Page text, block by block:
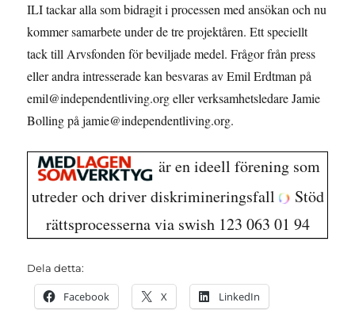
ILI tackar alla som bidragit i processen med ansökan och nu
kommer samarbete under de tre projektåren. Ett speciellt
tack till Arvsfonden för beviljade medel. Frågor från press
eller andra intresserade kan besvaras av Emil Erdtman på
emil@independentliving.org eller verksamhetsledare Jamie
Bolling på jamie@independentliving.org.
är en ideell förening som
utreder och driver diskrimineringsfall
Stöd
rättsprocesserna via swish 123 063 01 94
Dela detta:
Facebook X LinkedIn